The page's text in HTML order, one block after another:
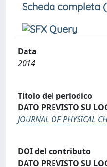
Scheda completa
Data
2014
Titolo del periodico
DATO PREVISTO SU
JOURNAL OF PHYSICAL
DOI del contributo
DATO PREVISTO SU